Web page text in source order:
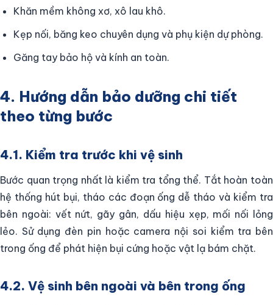
Khăn mềm không xơ, xô lau khô.
Kẹp nối, băng keo chuyên dụng và phụ kiện dự phòng.
Găng tay bảo hộ và kính an toàn.
4. Hướng dẫn bảo dưỡng chi tiết
theo từng bước
4.1. Kiểm tra trước khi vệ sinh
Bước quan trọng nhất là kiểm tra tổng thể. Tắt hoàn toàn
hệ thống hút bụi, tháo các đoạn ống dễ tháo và kiểm tra
bên ngoài: vết nứt, gãy gân, dấu hiệu xẹp, mối nối lỏng
lẻo. Sử dụng đèn pin hoặc camera nội soi kiểm tra bên
trong ống để phát hiện bụi cứng hoặc vật lạ bám chặt.
4.2. Vệ sinh bên ngoài và bên trong ống